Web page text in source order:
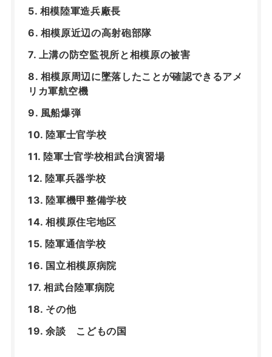
相模陸軍造兵廠長
相模原近辺の高射砲部隊
上溝の防空監視所と相模原の被害
相模原周辺に墜落したことが確認できるアメ
リカ軍航空機
風船爆弾
陸軍士官学校
陸軍士官学校相武台演習場
陸軍兵器学校
陸軍機甲整備学校
相模原住宅地区
陸軍通信学校
国立相模原病院
相武台陸軍病院
その他
余談 こどもの国